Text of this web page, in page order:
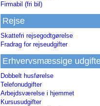
Firmabil (fri bil)
Rejse
Skattefri rejsegodtgørelse
Fradrag for rejseudgifter
Erhvervsmæssige
Dobbelt husførelse
Telefonudgifter
Arbejdsværelse i hjemmet
Kursusudgifter